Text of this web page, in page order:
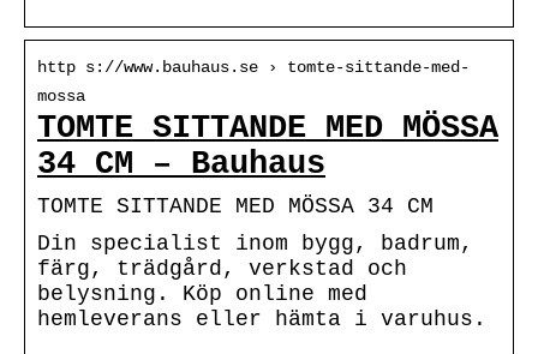
http s://www.bauhaus.se › tomte-sittande-med-
mossa
TOMTE SITTANDE MED MÖSSA
34 CM – Bauhaus
TOMTE SITTANDE MED MÖSSA 34 CM
Din specialist inom bygg, badrum,
färg, trädgård, verkstad och
belysning. Köp online med
hemleverans eller hämta i varuhus.